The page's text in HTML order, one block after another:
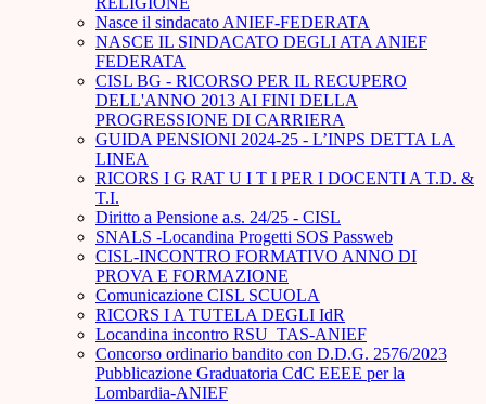
Nasce il sindacato ANIEF-FEDERATA
NASCE IL SINDACATO DEGLI ATA ANIEF
FEDERATA
CISL BG - RICORSO PER IL RECUPERO
DELL'ANNO 2013 AI FINI DELLA
PROGRESSIONE DI CARRIERA
GUIDA PENSIONI 2024-25 - L’INPS DETTA LA
LINEA
RICORS I G RAT U I T I PER I DOCENTI A T.D. &
T.I.
Diritto a Pensione a.s. 24/25 - CISL
SNALS -Locandina Progetti SOS Passweb
CISL-INCONTRO FORMATIVO ANNO DI
PROVA E FORMAZIONE
Comunicazione CISL SCUOLA
RICORS I A TUTELA DEGLI IdR
Locandina incontro RSU_TAS-ANIEF
Concorso ordinario bandito con D.D.G. 2576/2023
Pubblicazione Graduatoria CdC EEEE per la
Lombardia-ANIEF